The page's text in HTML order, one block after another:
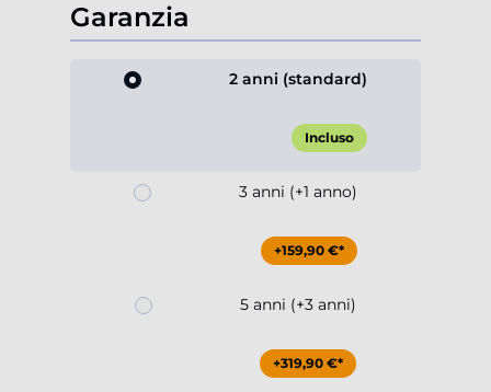
Garanzia
2 anni (standard)
Incluso
3 anni (+1 anno)
+159,90 €*
5 anni (+3 anni)
+319,90 €*